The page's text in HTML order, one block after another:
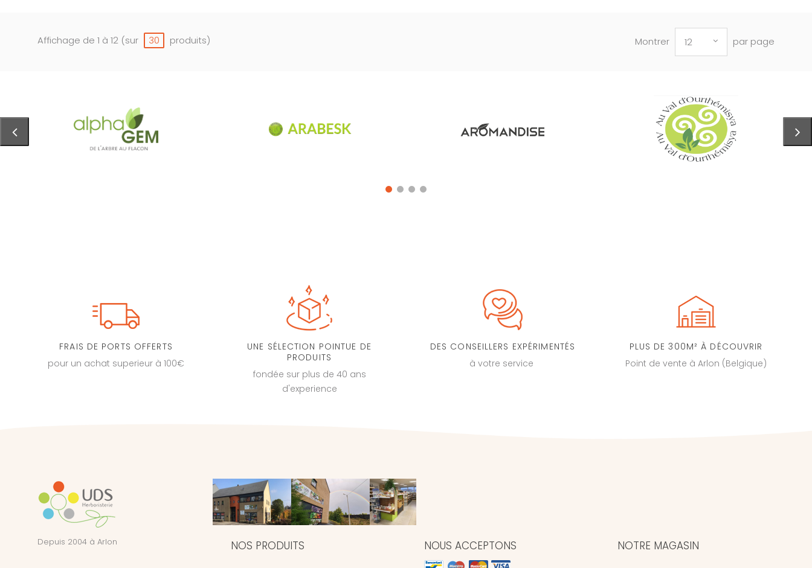
Affichage de 1 à 12 (sur 30 produits) Montrer 12 par page
FRAIS DE PORTS OFFERTS
pour un achat superieur à 100€
UNE SÉLECTION POINTUE DE
PRODUITS
fondée sur plus de 40 ans
d'experience
DES CONSEILLERS EXPÉRIMENTÉS
à votre service
PLUS DE 300M² À DÉCOUVRIR
Point de vente à Arlon (Belgique)
Depuis 2004 à Arlon NOS PRODUITS NOUS ACCEPTONS NOTRE MAGASIN